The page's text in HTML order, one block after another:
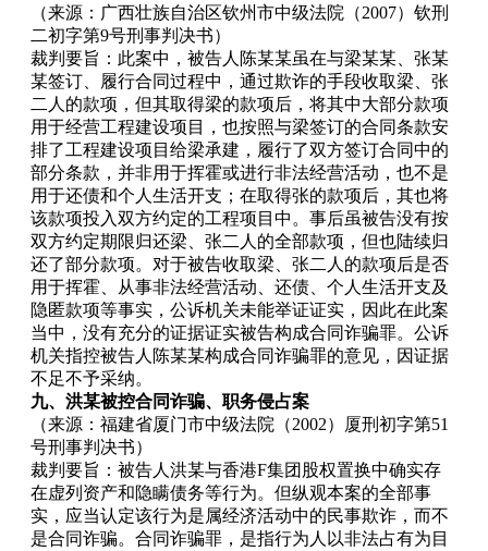
（来源：广西壮族自治区钦州市中级法院（2007）钦刑
二初字第9号刑事判决书）
裁判要旨：此案中，被告人陈某某虽在与梁某某、张某
某签订、履行合同过程中，通过欺诈的手段收取梁、张
二人的款项，但其取得梁的款项后，将其中大部分款项
用于经营工程建设项目，也按照与梁签订的合同条款安
排了工程建设项目给梁承建，履行了双方签订合同中的
部分条款，并非用于挥霍或进行非法经营活动，也不是
用于还债和个人生活开支；在取得张的款项后，其也将
该款项投入双方约定的工程项目中。事后虽被告没有按
双方约定期限归还梁、张二人的全部款项，但也陆续归
还了部分款项。对于被告收取梁、张二人的款项后是否
用于挥霍、从事非法经营活动、还债、个人生活开支及
隐匿款项等事实，公诉机关未能举证证实，因此在此案
当中，没有充分的证据证实被告构成合同诈骗罪。公诉
机关指控被告人陈某某构成合同诈骗罪的意见，因证据
不足不予采纳。
九、洪某被控合同诈骗、职务侵占案
（来源：福建省厦门市中级法院（2002）厦刑初字第51
号刑事判决书）
裁判要旨：被告人洪某与香港F集团股权置换中确实存
在虚列资产和隐瞒债务等行为。但纵观本案的全部事
实，应当认定该行为是属经济活动中的民事欺诈，而不
是合同诈骗。合同诈骗罪，是指行为人以非法占有为目